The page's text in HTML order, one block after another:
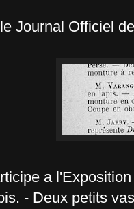
Journal Officiel
a
- Deux petits